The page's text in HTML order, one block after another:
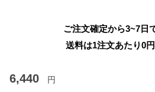
ご注文確定から3~7日
送料は1注文あたり0
6,440 円